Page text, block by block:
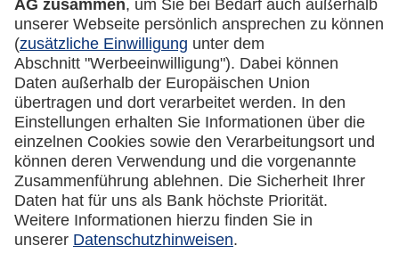
Bekomme ich nach Sperrung meiner
Kreditkarte automatisch eine neue Karte
zugesandt?
Was passiert mit dem Guthaben auf der
gesperrten Kreditkarte?
Wie kündige ich meine Lufthansa Miles &
More Credit Card?